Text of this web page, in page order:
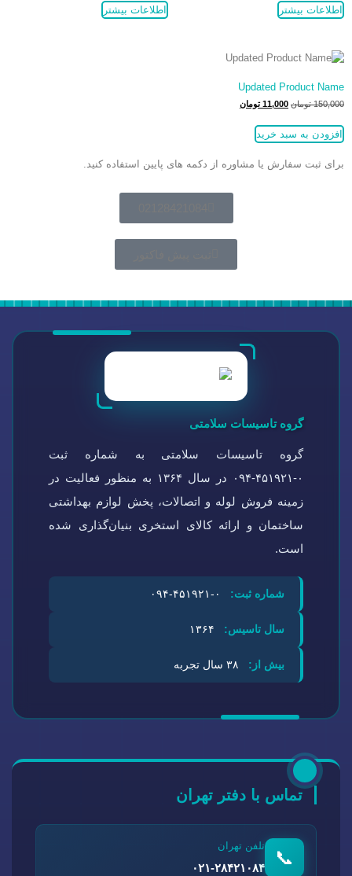
اطلاعات بیشتر اطلاعات بیشتر
Updated Product Name
150,000 تومان 11,000 تومان
افزودن به سبد خرید
برای ثبت سفارش یا مشاوره از دکمه های پایین استفاده کنید.
گروه تاسیسات سلامتی
گروه تاسیسات سلامتی به شماره ثبت
۰-۴۵۱۹۲۱-۰۹۴ در سال ۱۳۶۴ به منظور فعالیت در
زمینه فروش لوله و اتصالات، پخش لوازم بهداشتی
ساختمان و ارائه کالای استخری بنیان‌گذاری شده
است.
شماره ثبت:
سال تاسیس:
بیش از:
تماس با دفتر تهران
📞
تلفن تهران
۰۲۱-۲۸۴۲۱۰۸۴